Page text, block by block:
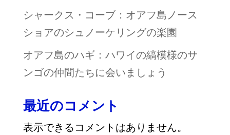
シャークス・コーブ：オアフ島ノース
ショアのシュノーケリングの楽園
オアフ島のハギ：ハワイの縞模様のサ
ンゴの仲間たちに会いましょう
最近のコメント
表示できるコメントはありません。